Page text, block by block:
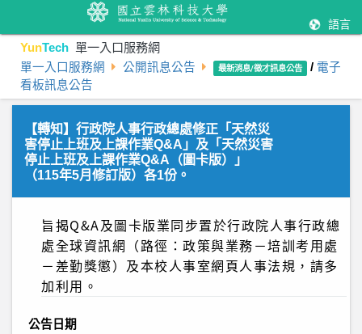
語言
YunTech 單一入口服務網
單一入口服務網 公開訊息公告 最新消息/徵才訊息公告 / 電子
看板訊息公告
【轉知】行政院人事行政總處修正「天然災
害停止上班及上課作業Q&A」及「天然災害
停止上班及上課作業Q&A（圖卡版）」
（115年5月修訂版）各1份。
旨揭Q&A及圖卡版業同步置於行政院人事行政總
處全球資訊網（路徑：政策與業務－培訓考用處
－差勤獎懲）及本校人事室網頁人事法規，請多
加利用。
公告日期